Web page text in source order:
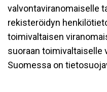
valvontaviranomaiselle
rekisteröidyn
toimivaltaisen
suoraan toimivaltaiselle
Suomessa on